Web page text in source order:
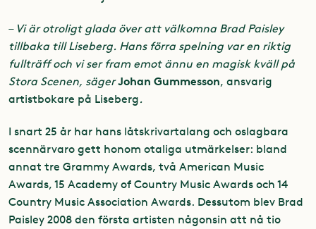
– Vi är otroligt glada över att välkomna Brad Paisley
tillbaka till Liseberg. Hans förra spelning var en riktig
fullträff och vi ser fram emot ännu en magisk kväll på
Stora Scenen, sägerJohan Gummesson, ansvarig
artistbokare på Liseberg.
I snart 25 år har hans låtskrivartalang och oslagbara
scennärvaro gett honom otaliga utmärkelser: bland
annat tre Grammy Awards, två American Music
Awards, 15 Academy of Country Music Awards och 14
Country Music Association Awards. Dessutom blev Brad
Paisley 2008 den första artisten någonsin att nå tio